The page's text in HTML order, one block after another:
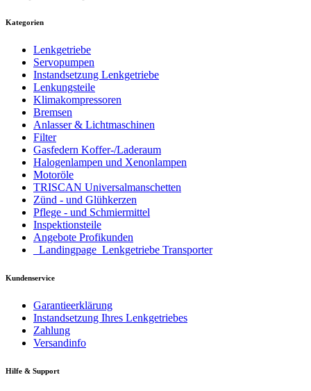
Kategorien
Lenkgetriebe
Servopumpen
Instandsetzung Lenkgetriebe
Lenkungsteile
Klimakompressoren
Bremsen
Anlasser & Lichtmaschinen
Filter
Gasfedern Koffer-/Laderaum
Halogenlampen und Xenonlampen
Motoröle
TRISCAN Universalmanschetten
Zünd - und Glühkerzen
Pflege - und Schmiermittel
Inspektionsteile
Angebote Profikunden
_Landingpage_Lenkgetriebe Transporter
Kundenservice
Garantieerklärung
Instandsetzung Ihres Lenkgetriebes
Zahlung
Versandinfo
Hilfe & Support